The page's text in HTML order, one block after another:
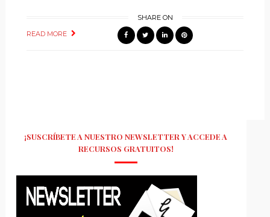
READ MORE
SHARE ON
¡SUSCRÍBETE A NUESTRO NEWSLETTER Y ACCEDE A
RECURSOS GRATUITOS!